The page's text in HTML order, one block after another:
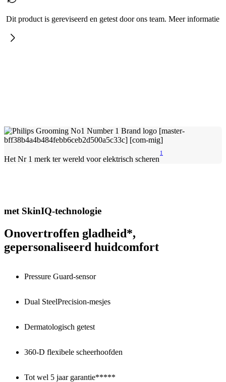
Dit product is gereviseerd en getest door ons team. Meer informatie
Het Nr 1 merk ter wereld voor elektrisch scheren
1
met SkinIQ-technologie
Onovertroffen gladheid*,
gepersonaliseerd huidcomfort
Pressure Guard-sensor
Dual SteelPrecision-mesjes
Dermatologisch getest
360-D flexibele scheerhoofden
Tot wel 5 jaar garantie*****